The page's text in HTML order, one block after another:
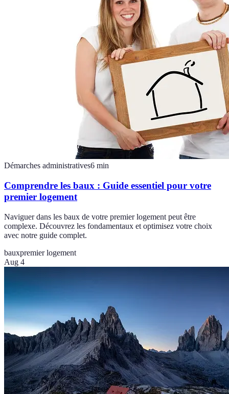
Démarches administratives6 min
Comprendre les baux : Guide essentiel pour votre
premier logement
Naviguer dans les baux de votre premier logement peut être
complexe. Découvrez les fondamentaux et optimisez votre choix
avec notre guide complet.
bauxpremier logement
Aug 4